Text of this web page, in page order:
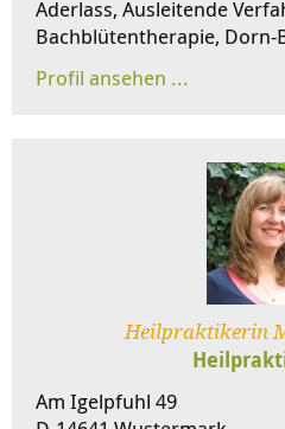
Aderlass, Ausleitende
Bachblütentherapie,
Heilpraktikerin
Am Igelpfuhl 49